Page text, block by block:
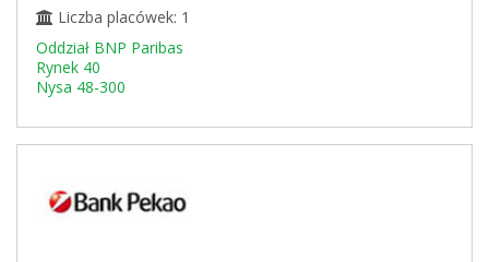
Liczba placówek: 1
Oddział BNP Paribas
Rynek 40
Nysa 48-300